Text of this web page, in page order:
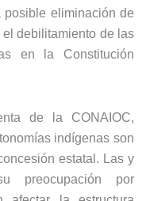
eliminación de
debilitamiento de las
en la Constitución
de la CONAIOC,
indígenas son
estatal. Las y
preocupación por